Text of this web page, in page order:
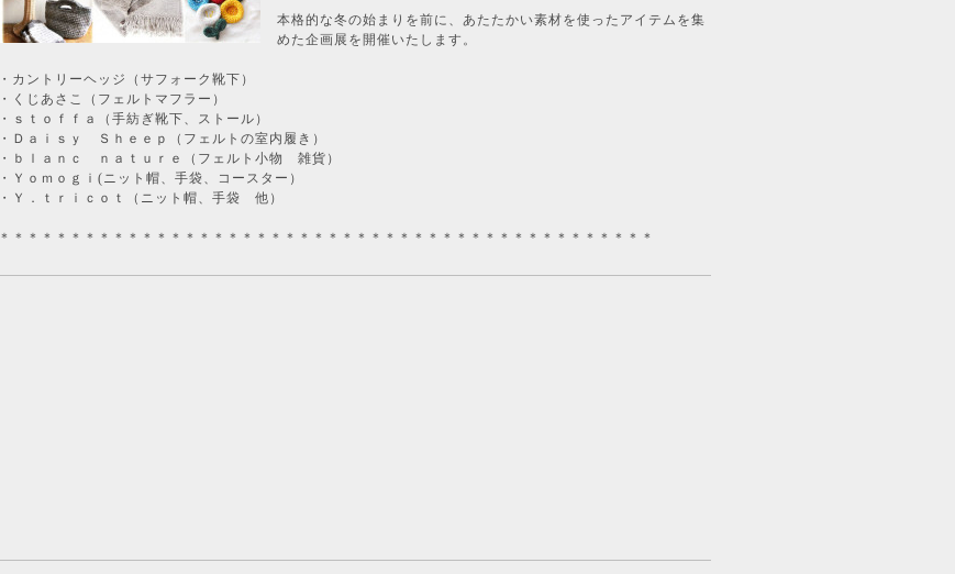
本格的な冬の始まりを前に、あたたかい素材を使ったアイテムを集
めた企画展を開催いたします。
・カントリーヘッジ（サフォーク靴下）
・くじあさこ（フェルトマフラー）
・ｓｔｏｆｆａ（手紡ぎ靴下、ストール）
・Ｄａｉｓｙ Ｓｈｅｅｐ（フェルトの室内履き）
・ｂｌａｎｃ ｎａｔｕｒｅ（フェルト小物 雑貨）
・Ｙｏｍｏｇｉ(ニット帽、手袋、コースター）
・Ｙ．ｔｒｉｃｏｔ（ニット帽、手袋 他）
＊＊＊＊＊＊＊＊＊＊＊＊＊＊＊＊＊＊＊＊＊＊＊＊＊＊＊＊＊＊＊＊＊＊＊＊＊＊＊＊＊＊＊＊＊＊